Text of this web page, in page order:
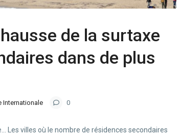
de la surtaxe
dans de plus
Internationale 0
Les villes où le nombre de résidences secondaires